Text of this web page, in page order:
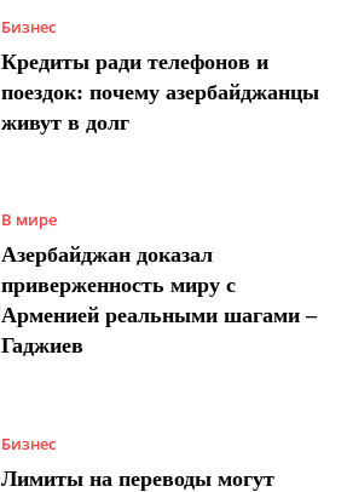
Бизнес
Кредиты ради телефонов и
поездок: почему азербайджанцы
живут в долг
В мире
Азербайджан доказал
приверженность миру с
Арменией реальными шагами –
Гаджиев
Бизнес
Лимиты на переводы могут